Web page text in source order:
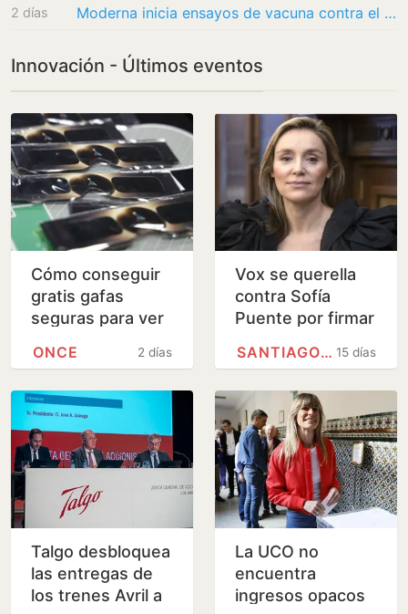
2 días Moderna inicia ensayos de vacuna contra el ébola Bundibugyo con brote activo en Congo
Innovación - Últimos eventos
Cómo conseguir
gratis gafas
seguras para ver
2 días
ONCE
Vox se querella
contra Sofía
Puente por firmar
ampliaba el
de…
15 días
SANTIAGO ABASCAL
Talgo desbloquea
las entregas de
los trenes Avril a
La UCO no
encuentra
ingresos opacos